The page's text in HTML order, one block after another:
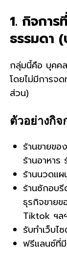
1. กิจกา
ธรรมดา
กลุ่มนี้คือ บุคค
โดยไม่มีการจ
ส่วน)
ตัวอย่างกิจ
ร้านขายข
ร้านอาหาร
ร้านนวดแผ
ร้านซักอบรี
ธุรกิจขาย
Tiktok ฯล
รับทำเว็บ
ฟรีแลนซ์ที่มี